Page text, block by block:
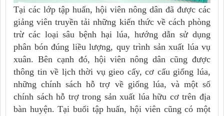
Tại các lớp tập huấn, hội viên nông dân đã được các
giảng viên truyền tải những kiến thức về cách phòng
trừ các loại sâu bệnh hại lúa, hướng dẫn sử dụng
phân bón đúng liều lượng, quy trình sản xuất lúa vụ
xuân. Bên cạnh đó, hội viên nông dân cũng được
thông tin về lịch thời vụ gieo cấy, cơ cấu giống lúa,
những chính sách hỗ trợ về giống lúa, và một số
chính sách hỗ trợ trong sản xuất lúa hữu cơ trên địa
bàn huyện. Tại buổi tập huấn, hội viên cũng có một